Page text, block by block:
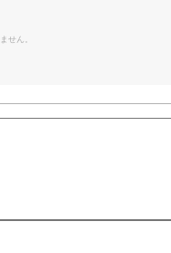
せん。